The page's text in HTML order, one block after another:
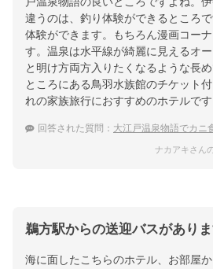
違うのは、釣り体験ができるところ
体験ができます。もちろん漫画コー
す。温泉は水平線が綺麗に見えるオ
と明け方両方入りたくなるような長
ところにある鳥羽水族館のチケット
れの家族旅行におすすめのホテルです
回答された質問： 大江戸温泉物語でカニ食べ放題
ナカアキさん
鵜方駅からの送迎バスがあり
海に面したこちらのホテル、お部屋